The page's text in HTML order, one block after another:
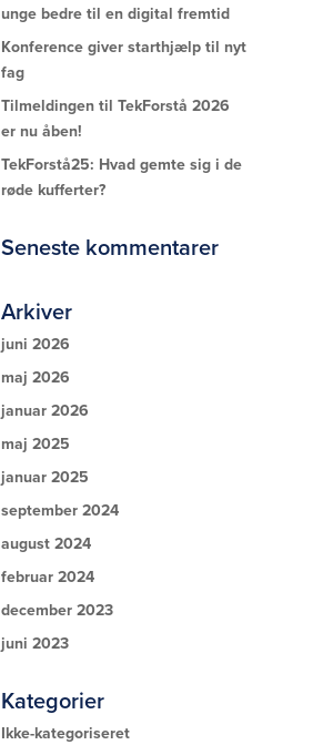
unge bedre til en digital fremtid
Konference giver starthjælp til nyt
fag
Tilmeldingen til TekForstå 2026
er nu åben!
TekForstå25: Hvad gemte sig i de
røde kufferter?
Seneste kommentarer
Arkiver
juni 2026
maj 2026
januar 2026
maj 2025
januar 2025
september 2024
august 2024
februar 2024
december 2023
juni 2023
Kategorier
Ikke-kategoriseret